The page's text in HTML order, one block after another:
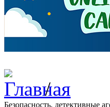
/
Безопасность, детективные